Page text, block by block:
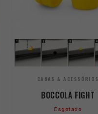
CANAS & ACESSÓRIOS
BOCCOLA FIGHT
Esgotado